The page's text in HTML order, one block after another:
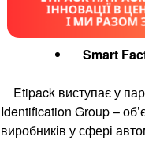
Smart
Etipack виступає у
Identification Group –
виробників у сфері